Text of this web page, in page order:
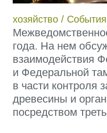
хозяйство / События
года. На нем
взаимодействия
и Федеральной
в части контроля
древесины и
посредством